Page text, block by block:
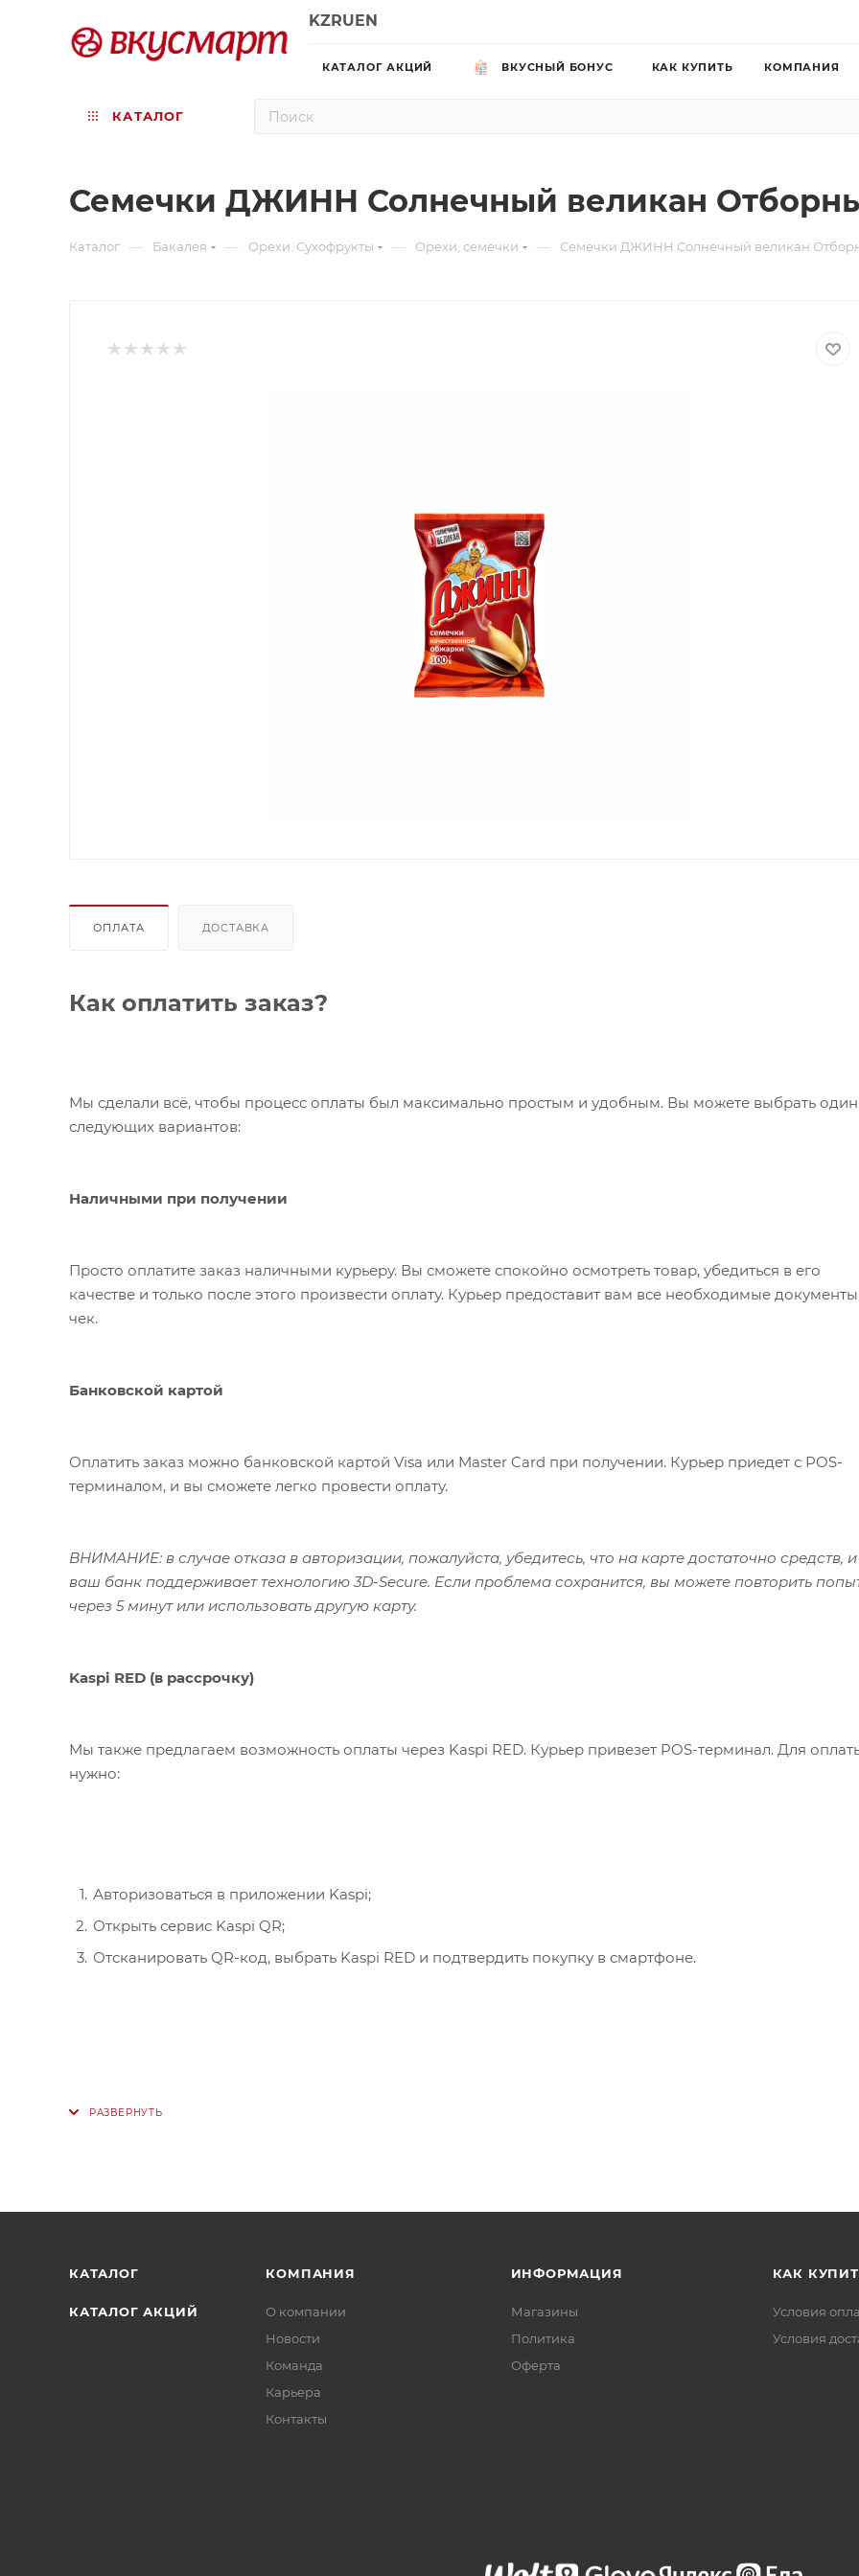
KZRUEN
КАТАЛОГ АКЦИЙ ВКУСНЫЙ БОНУС КАК КУПИТЬ КОМПАНИЯ
КАТАЛОГ
Семечки ДЖИНН Солнечный великан
Каталог — Бакалея — Орехи. Сухофрукты — Орехи, семечки — Семечки ДЖИНН Солнечный великан
ОПЛАТА ДОСТАВКА
Как оплатить заказ?
Мы сделали всё, чтобы процесс оплаты был максимально простым и удобным. Вы можете выбрать
следующих вариантов:
Наличными при получении
Просто оплатите заказ наличными курьеру. Вы сможете спокойно осмотреть товар, убедиться в его
качестве и только после этого произвести оплату. Курьер предоставит вам все необходимые
чек.
Банковской картой
Оплатить заказ можно банковской картой Visa или Master Card при получении. Курьер приедет с POS-
терминалом, и вы сможете легко провести оплату.
ВНИМАНИЕ: в случае отказа в авторизации, пожалуйста, убедитесь, что на карте достаточно средств, и
ваш банк поддерживает технологию 3D-Secure. Если проблема сохранится, вы можете повторить
через 5 минут или использовать другую карту.
Kaspi RED (в рассрочку)
Мы также предлагаем возможность оплаты через Kaspi RED. Курьер привезет POS-терминал. Для
нужно:
Авторизоваться в приложении Kaspi;
Открыть сервис Kaspi QR;
Отсканировать QR-код, выбрать Kaspi RED и подтвердить покупку в смартфоне.
КАТАЛОГ
КАТАЛОГ АКЦИЙ
КОМПАНИЯ
О компании
Новости
Команда
Карьера
Контакты
ИНФОРМАЦИЯ
Магазины
Политика
Офертa
КАК
Условия
Условия